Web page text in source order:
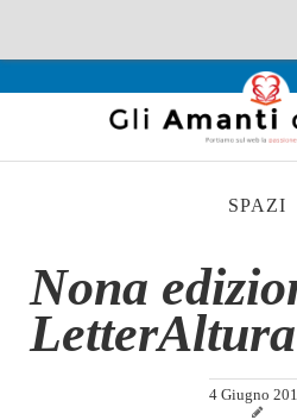
Recensioni
Interviste & Incontri
Chi siamo
Contatti
SPAZI
Nona
LetterAltura
4 Giugno